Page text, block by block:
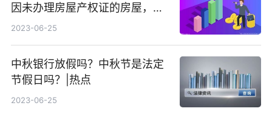
因未办理房屋产权证的房屋，不
宜直接认定为违法建筑_全球热资
2023-06-25
中秋银行放假吗？中秋节是法定
节假日吗？|热点
2023-06-25